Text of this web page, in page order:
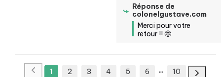
Réponse de
colonelgustave.com
Merci pour votre
retour !! 🤩
1 2 3 4 5 6 10